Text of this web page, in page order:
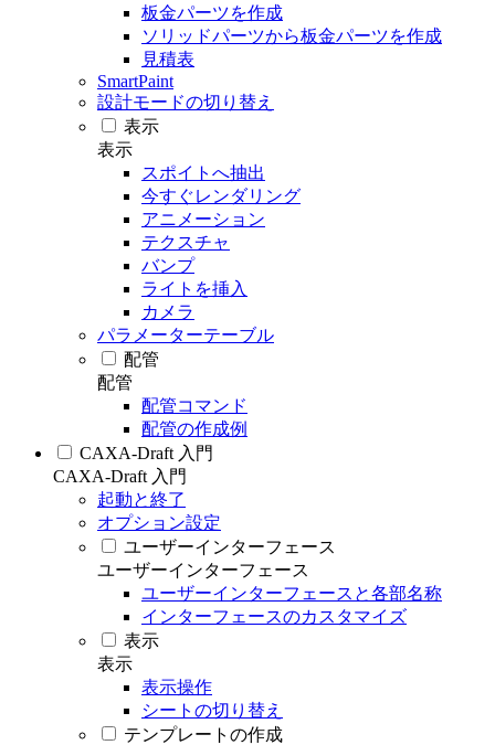
板金パーツを作成
ソリッドパーツから板金パーツを作成
見積表
SmartPaint
設計モードの切り替え
表示
表示
スポイトへ抽出
今すぐレンダリング
アニメーション
テクスチャ
バンプ
ライトを挿入
カメラ
パラメーターテーブル
配管
配管
配管コマンド
配管の作成例
CAXA-Draft 入門
CAXA-Draft 入門
起動と終了
オプション設定
ユーザーインターフェース
ユーザーインターフェース
ユーザーインターフェースと各部名称
インターフェースのカスタマイズ
表示
表示
表示操作
シートの切り替え
テンプレートの作成